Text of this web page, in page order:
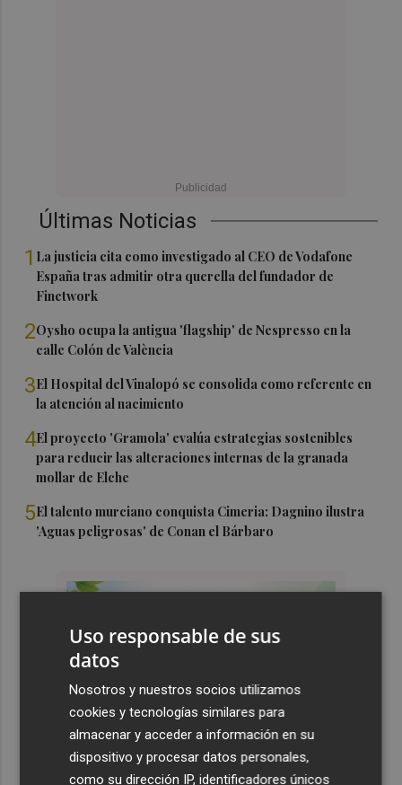
Últimas Noticias
1 La justicia cita como investigado al CEO de Vodafone
España tras admitir otra querella del fundador de
Finetwork
2Oysho ocupa la antigua 'flagship' de Nespresso en la
calle Colón de València
3El Hospital del Vinalopó se consolida como referente en
la atención al nacimiento
4El proyecto 'Gramola' evalúa estrategias sostenibles
para reducir las alteraciones internas de la granada
mollar de Elche
5El talento murciano conquista Cimeria: Dagnino ilustra
'Aguas peligrosas' de Conan el Bárbaro
Uso responsable de sus
datos
Nosotros y nuestros socios utilizamos
cookies y tecnologías similares para
almacenar y acceder a información en su
dispositivo y procesar datos personales,
como su dirección IP, identificadores únicos